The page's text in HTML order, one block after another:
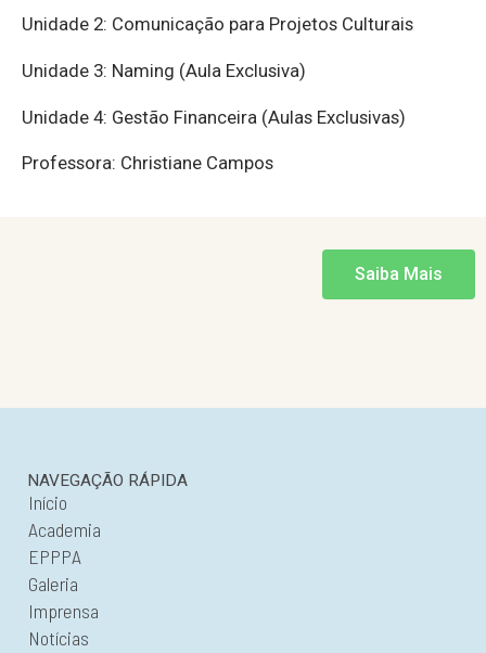
Unidade 2: Comunicação para Projetos Culturais
Unidade 3: Naming (Aula Exclusiva)
Unidade 4: Gestão Financeira (Aulas Exclusivas)
Professora: Christiane Campos
Saiba Mais
NAVEGAÇÃO RÁPIDA
Início
Academia
EPPPA
Galeria
Imprensa
Notícias